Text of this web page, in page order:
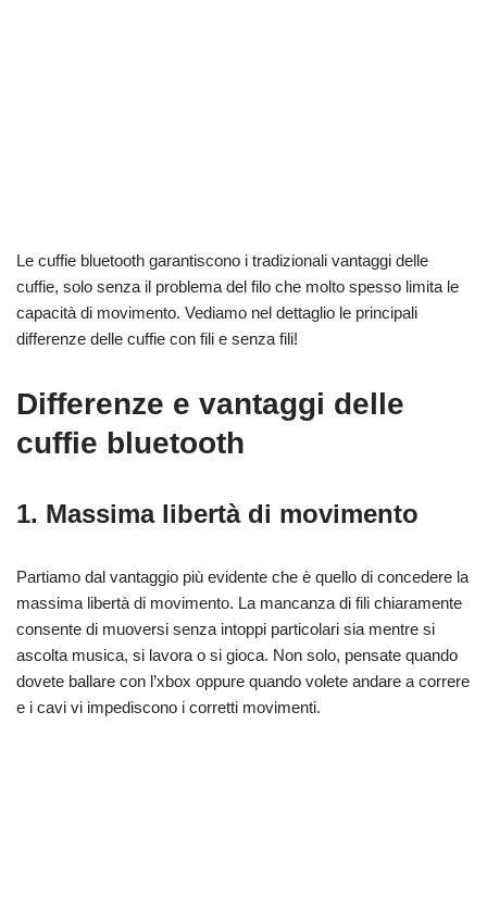
Le cuffie bluetooth garantiscono i tradizionali vantaggi delle
cuffie, solo senza il problema del filo che molto spesso limita le
capacità di movimento. Vediamo nel dettaglio le principali
differenze delle cuffie con fili e senza fili!
Differenze e vantaggi delle
cuffie bluetooth
1. Massima libertà di movimento
Partiamo dal vantaggio più evidente che è quello di concedere la
massima libertà di movimento. La mancanza di fili chiaramente
consente di muoversi senza intoppi particolari sia mentre si
ascolta musica, si lavora o si gioca. Non solo, pensate quando
dovete ballare con l’xbox oppure quando volete andare a correre
e i cavi vi impediscono i corretti movimenti.